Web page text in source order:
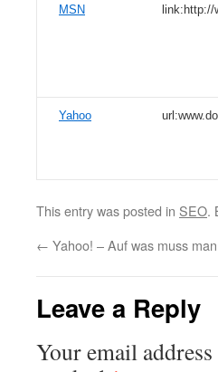
MSN link:http://
Yahoo
This entry was posted in SEO.
← Yahoo! – Auf was muss
Leave a Reply
Your email